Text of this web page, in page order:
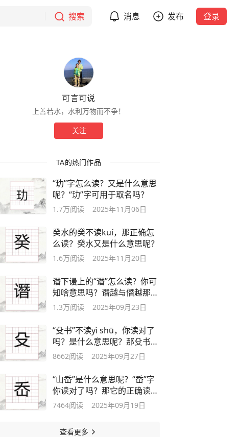
搜索 消息 发布 登录
可言可说
上善若水，水利万物而不争！
关注
TA的热门作品
“玏”字怎么读？又是什么意思
呢？“玏”字可用于取名吗？
1.7万阅读 2025年11月06日
癸水的癸不读kuí，那正确怎
么读？癸水又是什么意思呢？
1.6万阅读 2025年11月20日
谮下谩上的“谮”怎么读？你可
知啥意思吗？谮越与僭越那个
正确？
1.3万阅读 2025年09月23日
“殳书”不读yì shū，你读对了
吗？是什么意思呢？那殳书是
书吗？
8662阅读 2025年09月27日
“山岙”是什么意思呢？“岙”字
你读对了吗？那它的正确读音
是？
7464阅读 2025年09月19日
查看更多